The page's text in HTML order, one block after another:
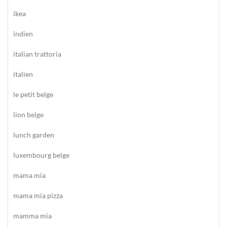
ikea
indien
italian trattoria
italien
le petit belge
lion belge
lunch garden
luxembourg belge
mama mia
mama mia pizza
mamma mia